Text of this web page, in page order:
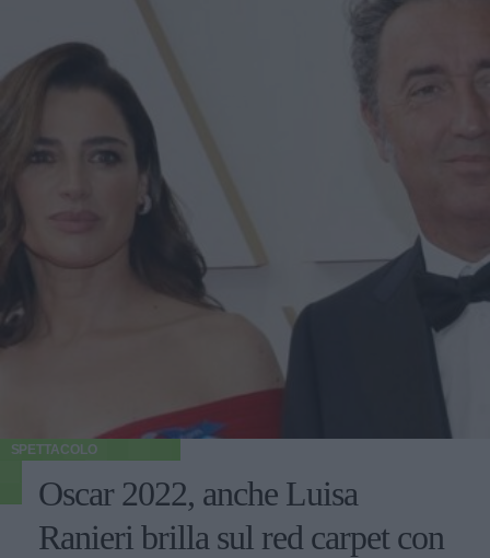
SPETTACOLO
Oscar 2022, anche Luisa
Ranieri brilla sul red carpet con